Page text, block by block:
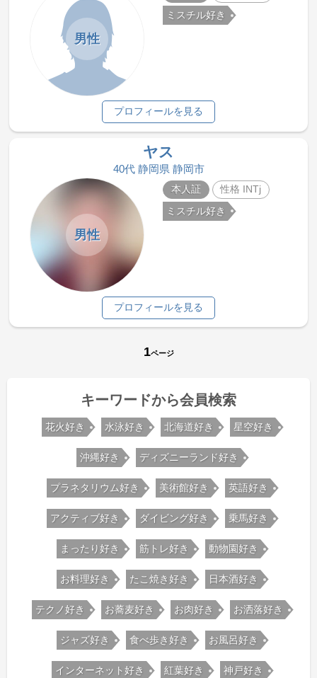
男性
ミスチル好き
プロフィールを見る
ヤス
40代 静岡県 静岡市
男性
本人証 性格 INTj
ミスチル好き
プロフィールを見る
1ページ
キーワードから会員検索
花火好き 水泳好き 北海道好き 星空好き
沖縄好き ディズニーランド好き
プラネタリウム好き 美術館好き 英語好き
アクティブ好き ダイビング好き 乗馬好き
まったり好き 筋トレ好き 動物園好き
お料理好き たこ焼き好き 日本酒好き
テクノ好き お蕎麦好き お肉好き お洒落好き
ジャズ好き 食べ歩き好き お風呂好き
インターネット好き 紅葉好き 神戸好き